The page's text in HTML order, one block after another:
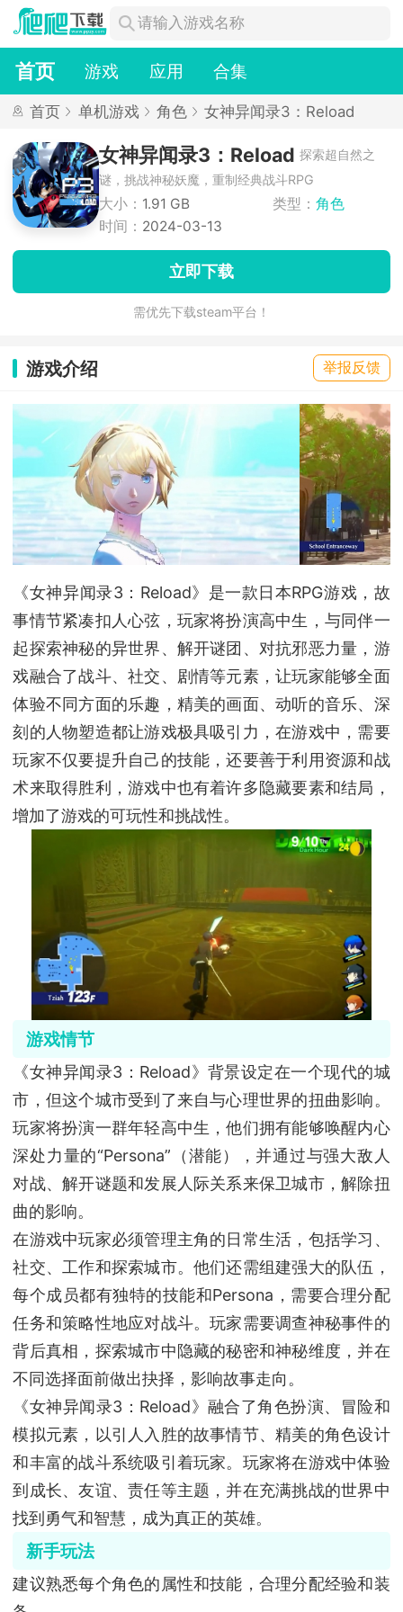
首页 游戏 应用 合集
首页 单机游戏 角色 女神异闻录3：Reload
女神异闻录3：Reload 探索超自然之
谜，挑战神秘妖魔，重制经典战斗RPG
大小： 1.91 GB 类型： 角色
时间： 2024-03-13
立即下载
需优先下载steam平台！
游戏介绍 举报反馈
《女神异闻录3：Reload》是一款日本RPG游戏，故
事情节紧凑扣人心弦，玩家将扮演高中生，与同伴一
起探索神秘的异世界、解开谜团、对抗邪恶力量，游
戏融合了战斗、社交、剧情等元素，让玩家能够全面
体验不同方面的乐趣，精美的画面、动听的音乐、深
刻的人物塑造都让游戏极具吸引力，在游戏中，需要
玩家不仅要提升自己的技能，还要善于利用资源和战
术来取得胜利，游戏中也有着许多隐藏要素和结局，
增加了游戏的可玩性和挑战性。
游戏情节
《女神异闻录3：Reload》背景设定在一个现代的城
市，但这个城市受到了来自与心理世界的扭曲影响。
玩家将扮演一群年轻高中生，他们拥有能够唤醒内心
深处力量的“Persona”（潜能），并通过与强大敌人
对战、解开谜题和发展人际关系来保卫城市，解除扭
曲的影响。
在游戏中玩家必须管理主角的日常生活，包括学习、
社交、工作和探索城市。他们还需组建强大的队伍，
每个成员都有独特的技能和Persona，需要合理分配
任务和策略性地应对战斗。玩家需要调查神秘事件的
背后真相，探索城市中隐藏的秘密和神秘维度，并在
不同选择面前做出抉择，影响故事走向。
《女神异闻录3：Reload》融合了角色扮演、冒险和
模拟元素，以引人入胜的故事情节、精美的角色设计
和丰富的战斗系统吸引着玩家。玩家将在游戏中体验
到成长、友谊、责任等主题，并在充满挑战的世界中
找到勇气和智慧，成为真正的英雄。
新手玩法
建议熟悉每个角色的属性和技能，合理分配经验和装